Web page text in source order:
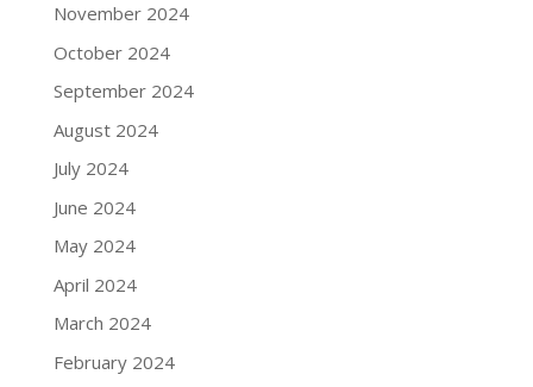
November 2024
October 2024
September 2024
August 2024
July 2024
June 2024
May 2024
April 2024
March 2024
February 2024